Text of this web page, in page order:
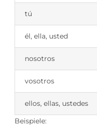
tú
él, ella, usted
nosotros
vosotros
ellos, ellas, ustedes
Beispiele: